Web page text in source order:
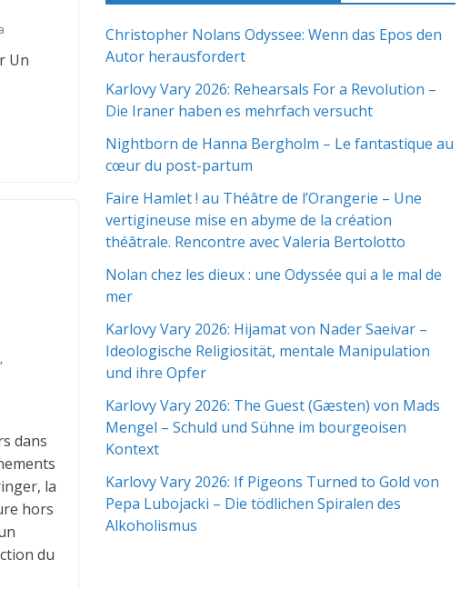
Un
,
dans
la
hors
du
Christopher Nolans Odyssee: Wenn das Epos den
Autor herausfordert
Karlovy Vary 2026: Rehearsals For a Revolution –
Die Iraner haben es mehrfach versucht
Nightborn de Hanna Bergholm – Le fantastique au
cœur du post-partum
Faire Hamlet ! au Théâtre de l’Orangerie – Une
vertigineuse mise en abyme de la création
théâtrale. Rencontre avec Valeria Bertolotto
Nolan chez les dieux : une Odyssée qui a le mal de
mer
Karlovy Vary 2026: Hijamat von Nader Saeivar​​ –
Ideologische Religiosität, mentale Manipulation
und ihre Opfer
Karlovy Vary 2026: The Guest (Gæsten) von Mads
Mengel – Schuld und Sühne im bourgeoisen
Kontext
Karlovy Vary 2026: If Pigeons Turned to Gold von
Pepa Lubojacki – Die tödlichen Spiralen des
Alkoholismus